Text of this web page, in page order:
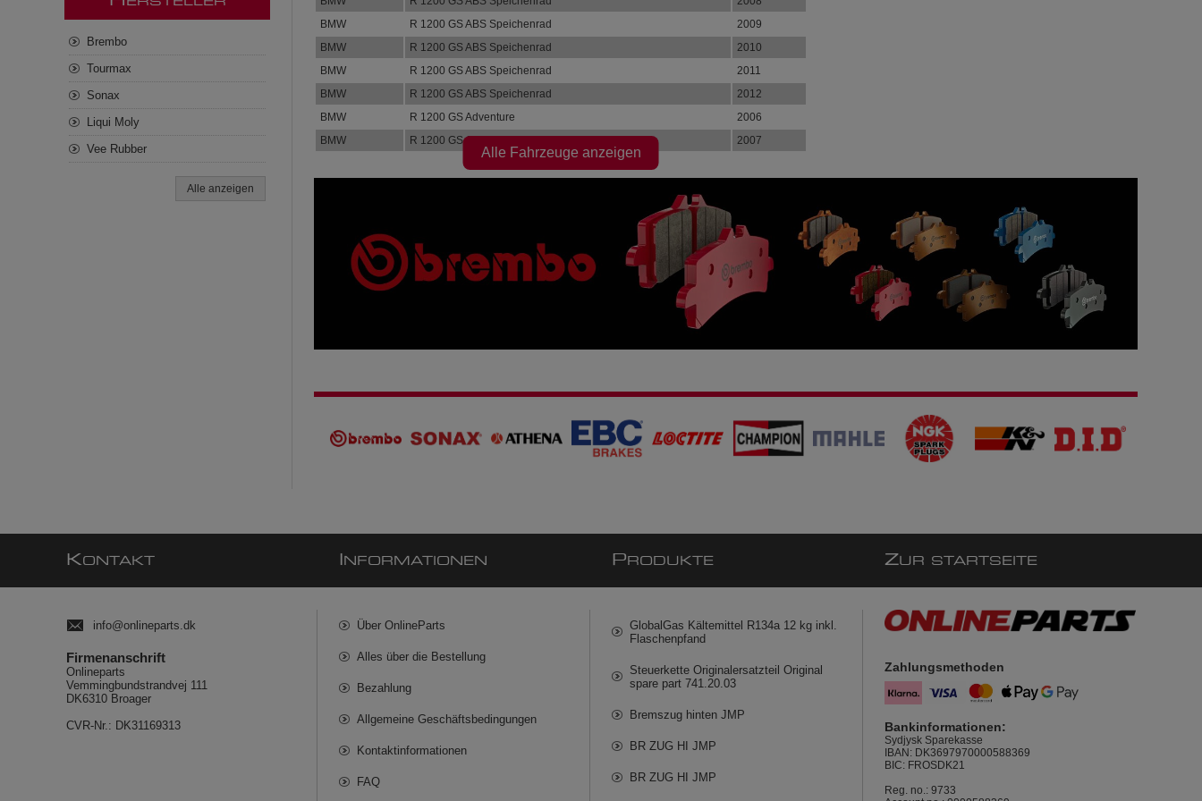
BMW
R 1200 GS ABS Speichenrad
2009
BMW
R 1200 GS ABS Speichenrad
2010
BMW
R 1200 GS ABS Speichenrad
2011
BMW
R 1200 GS ABS Speichenrad
2012
BMW
R 1200 GS Adventure
2006
BMW
R 1200 GS Adventure 2007
Alle Fahrzeuge anzeigen
Brembo
Tourmax
Sonax
Liqui Moly
Vee Rubber
Alle anzeigen
KONTAKT
info@onlineparts.dk
Firmenanschrift
Onlineparts
Vemmingbundstrandvej 111
DK6310 Broager
CVR-Nr.: DK31169313
NFORMATIONEN
Über OnlineParts
Alles über die Bestellung
Bezahlung
Allgemeine Geschäftsbedingungen
Kontaktinformationen
FAQ
P RODUKTE
GlobalGas Kältemittel R134a 12 kg inkl.
Flaschenpfand
Steuerkette Originalersatzteil Original
spare part 741.20.03
Bremszug hinten JMP
BR ZUG HI JMP
BR ZUG HI JMP
ZUR STARTSEITE
Zahlungsmethoden
Bankinformationen:
Sydjysk Sparekasse
IBAN: DK3697970000588369
BIC: FROSDK21
Reg. no.: 9733